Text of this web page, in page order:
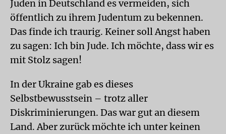
Juden in Deutschland es vermeiden, sich
öffentlich zu ihrem Judentum zu bekennen.
Das finde ich traurig. Keiner soll Angst haben
zu sagen: Ich bin Jude. Ich möchte, dass wir es
mit Stolz sagen!
In der Ukraine gab es dieses
Selbstbewusstsein – trotz aller
Diskriminierungen. Das war gut an diesem
Land. Aber zurück möchte ich unter keinen